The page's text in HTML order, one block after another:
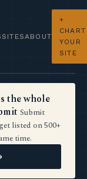
SITES ABOUT
+
CHART
YOUR
SITE
the whole
Submit
listed on 500+
time.